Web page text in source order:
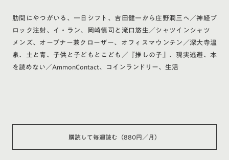
肋間にやつがいる、一日シフト、吉田健一から庄野潤三へ／神経ブ
ロック注射、イ・ラン、岡崎慎司と滝口悠生／シャツインシャツ
メンズ、オープナー兼クローザー、オフィスマウンテン／深大寺温
泉、土と青、子供と子どもとこども／『推しの子』、現実逃避、本
を読めない／AmmonContact、コインランドリー、生活
購読して毎週読む（880円／月）